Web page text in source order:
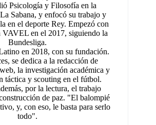
Psicología y Filosofía en la
Sabana, y enfocó su trabajo y
en el deporte Rey. Empezó con
VAVEL en el 2017, siguiendo la
Bundesliga.
en 2018, con su fundación.
se dedica a la redacción de
la investigación académica y
táctica y scouting en el fútbol.
por la lectura, el trabajo
de paz. "El balompié
y, con eso, le basta para serlo
todo".